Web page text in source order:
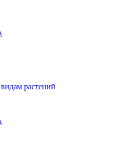
растений